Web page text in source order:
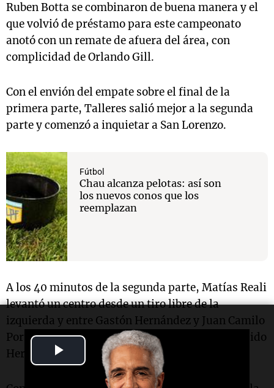
Play
Video
Ruben Botta se combinaron de buena manera y el
que volvió de préstamo para este campeonato
anotó con un remate de afuera del área, con
complicidad de Orlando Gill.
Con el envión del empate sobre el final de la
primera parte, Talleres salió mejor a la segunda
parte y comenzó a inquietar a San Lorenzo.
Fútbol
Chau alcanza pelotas: así son
los nuevos conos que los
reemplazan
A los 40 minutos de la segunda parte, Matías Reali
levantó un centro desde un tiro libre de la
izquierda y entre Gastón Hernández y Juan Camilo
Portilla la metieron en el arco defendido por Guido
Herrera.